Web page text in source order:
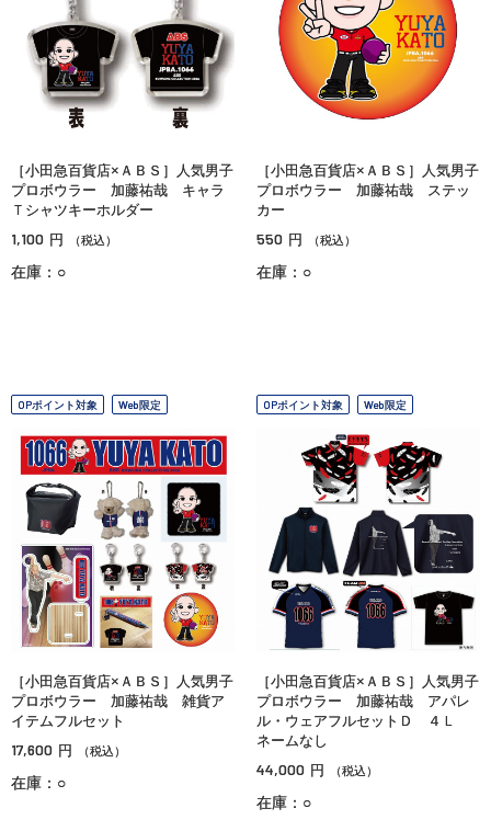
［小田急百貨店×ＡＢＳ］人気男子
プロボウラー 加藤祐哉 キャラ
Ｔシャツキーホルダー
1,100 円 （税込）
在庫：○
［小田急百貨店×ＡＢＳ］人気男子
プロボウラー 加藤祐哉 ステッ
カー
550 円 （税込）
在庫：○
OPポイント対象 Web限定
［小田急百貨店×ＡＢＳ］人気男子
プロボウラー 加藤祐哉 雑貨ア
イテムフルセット
17,600 円 （税込）
在庫：○
OPポイント対象 Web限定
［小田急百貨店×ＡＢＳ］人気男子
プロボウラー 加藤祐哉 アパレ
ル・ウェアフルセットＤ ４Ｌ
ネームなし
44,000 円 （税込）
在庫：○